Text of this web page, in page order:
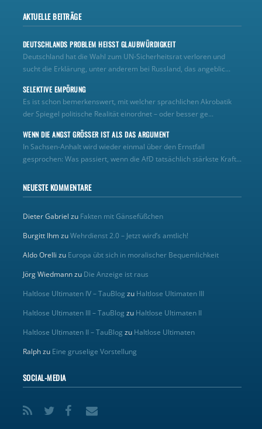
AKTUELLE BEITRÄGE
DEUTSCHLANDS PROBLEM HEISST GLAUBWÜRDIGKEIT
Deutschland hat die Wahl zum UN‑Sicherheitsrat verloren und
sucht die Erklärung, unter anderem bei Russland, das angeblic...
SELEKTIVE EMPÖRUNG
Es ist schon bemerkenswert, mit welcher sprachlichen Akrobatik
der Spiegel politische Realität einordnet – oder besser ge...
WENN DIE ANGST GRÖSSER IST ALS DAS ARGUMENT
In Sachsen-Anhalt wird wieder einmal über den Ernstfall
gesprochen: Was passiert, wenn die AfD tatsächlich stärkste Kraft...
NEUESTE KOMMENTARE
Dieter Gabriel zu Fakten mit Gänsefüßchen
Burgitt IhmzuWehrdienst 2.0 – Jetzt wird’s amtlich!
Aldo Orelli zu Europa übt sich in moralischer Bequemlichkeit
Jörg Wiedmannzu Die Anzeige ist raus
Haltlose Ultimaten IV – TauBlog zu Haltlose Ultimaten III
Haltlose Ultimaten III – TauBlog zu Haltlose Ultimaten II
Haltlose Ultimaten II – TauBlog zu Haltlose Ultimaten
Ralphzu Eine gruselige Vorstellung
SOCIAL-MEDIA